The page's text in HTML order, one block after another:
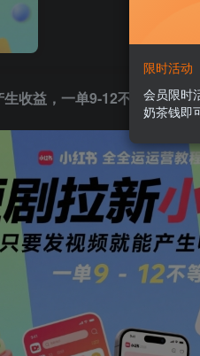
收益，一单9-12不等
限时活动
会员限时
奶茶钱即